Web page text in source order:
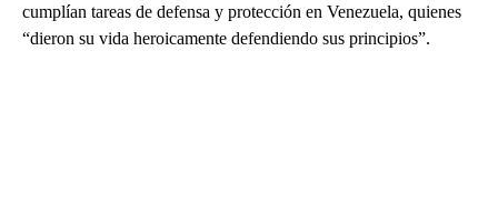
cumplían tareas de defensa y protección en Venezuela, quienes
“dieron su vida heroicamente defendiendo sus principios”.